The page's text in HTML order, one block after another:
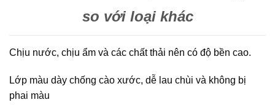
so với loại khác
Chịu nước, chịu ẩm và các chất thải nên có độ bền cao.
Lớp màu dày chống cào xước, dễ lau chùi và không bị
phai màu